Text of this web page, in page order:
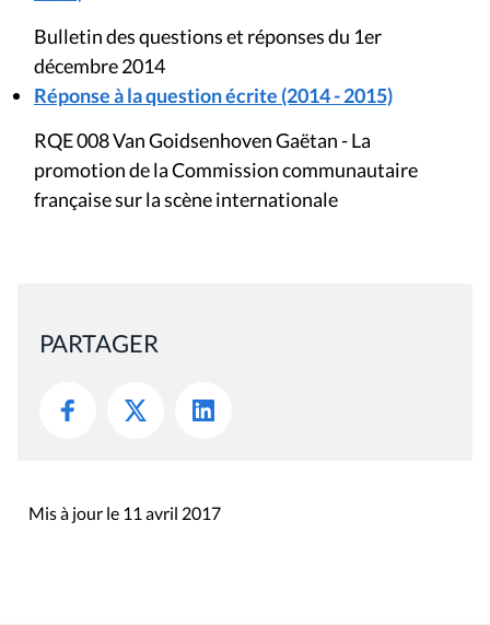
Bulletin des questions et réponses du 1er
décembre 2014
Réponse à la question écrite (2014 - 2015)
RQE 008 Van Goidsenhoven Gaëtan - La
promotion de la Commission communautaire
française sur la scène internationale
PARTAGER
Mis à jour le 11 avril 2017